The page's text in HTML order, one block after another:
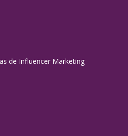
de Influencer Marketing